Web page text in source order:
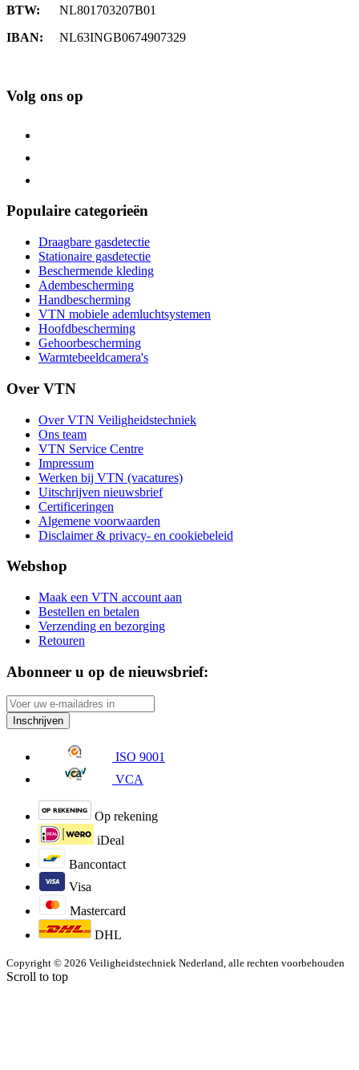
BTW: NL801703207B01
IBAN: NL63INGB0674907329
Volg ons op
Populaire categorieën
Draagbare gasdetectie
Stationaire gasdetectie
Beschermende kleding
Adembescherming
Handbescherming
VTN mobiele ademluchtsystemen
Hoofdbescherming
Gehoorbescherming
Warmtebeeldcamera's
Over VTN
Over VTN Veiligheidstechniek
Ons team
VTN Service Centre
Impressum
Werken bij VTN (vacatures)
Uitschrijven nieuwsbrief
Certificeringen
Algemene voorwaarden
Disclaimer & privacy- en cookiebeleid
Webshop
Maak een VTN account aan
Bestellen en betalen
Verzending en bezorging
Retouren
Abonneer u op de nieuwsbrief:
Inschrijven
ISO 9001
VCA
Op rekening
iDeal
Bancontact
Visa
Mastercard
DHL
Copyright © 2026 Veiligheidstechniek Nederland, alle rechten voorbehouden
Scroll to top